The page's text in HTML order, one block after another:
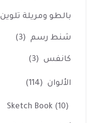
بالطو ومريلة تلوين
شنط رسم (3)
كانفس (3)
الألوان (114)
Sketch Book (10)